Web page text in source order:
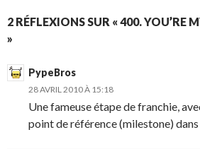
2 RÉFLEXIONS SUR « 400. YOU’RE
»
PypeBros
28 AVRIL 2010 À 15:18
Une fameuse étape de franchie,
point de référence (milestone)